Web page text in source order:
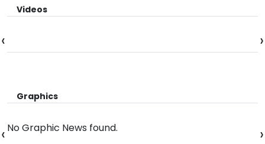
Videos
‹ ›
Graphics
No Graphic News found.
‹ ›